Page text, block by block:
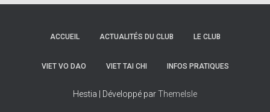
ACCUEIL ACTUALITÉS DU CLUB LE CLUB
VIET VO DAO VIET TAI CHI INFOS PRATIQUES
Hestia | Développé parThemeIsle